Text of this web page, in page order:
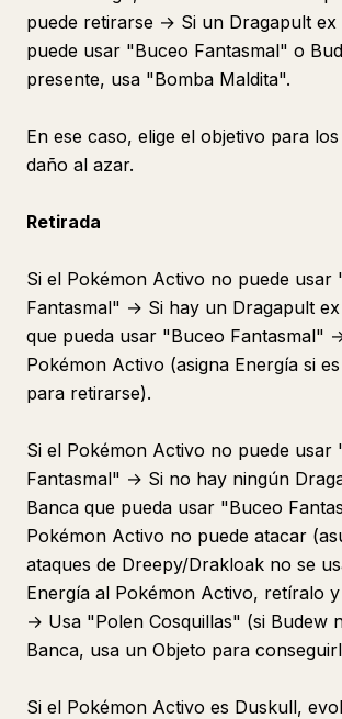
puede retirarse → Si un Dragapult ex
puede usar "Buceo Fantasmal" o
presente, usa "Bomba Maldita".
En ese caso, elige el objetivo para
daño al azar.
Retirada
Si el Pokémon Activo no puede usar
Fantasmal" → Si hay un Dragapult
que pueda usar "Buceo Fantasmal"
Pokémon Activo (asigna Energía si
para retirarse).
Si el Pokémon Activo no puede usar
Fantasmal" → Si no hay ningún
Banca que pueda usar "Buceo
Pokémon Activo no puede atacar
ataques de Dreepy/Drakloak no se
Energía al Pokémon Activo, retíralo
→ Usa "Polen Cosquillas" (si Budew
Banca, usa un Objeto para
Si el Pokémon Activo es Duskull,